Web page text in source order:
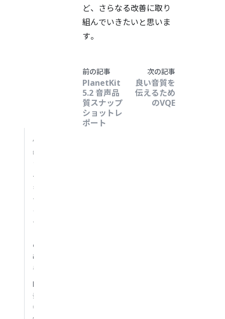
ど、さらなる改善に取り
組んでいきたいと思いま
す。
前の記事
PlanetKit
5.2 音声品
質スナップ
ショットレ
ポート
次の記事
良い音質を
伝えるため
のVQE
情
報
ア
ー
キ
テ
ク
チ
の
改
善
開
発
者